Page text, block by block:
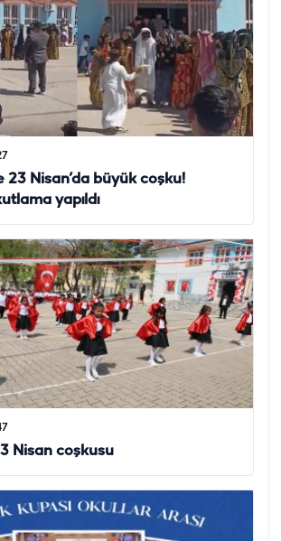
23 Nisan’da büyük coşku!
yapıldı
Nisan coşkusu